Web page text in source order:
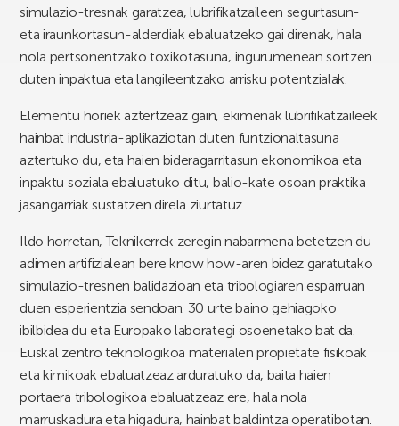
simulazio-tresnak garatzea, lubrifikatzaileen segurtasun-
eta iraunkortasun-alderdiak ebaluatzeko gai direnak, hala
nola pertsonentzako toxikotasuna, ingurumenean sortzen
duten inpaktua eta langileentzako arrisku potentzialak.
Elementu horiek aztertzeaz gain, ekimenak lubrifikatzaileek
hainbat industria-aplikaziotan duten funtzionaltasuna
aztertuko du, eta haien bideragarritasun ekonomikoa eta
inpaktu soziala ebaluatuko ditu, balio-kate osoan praktika
jasangarriak sustatzen direla ziurtatuz.
Ildo horretan, Teknikerrek zeregin nabarmena betetzen du
adimen artifizialean bere know how-aren bidez garatutako
simulazio-tresnen balidazioan eta tribologiaren esparruan
duen esperientzia sendoan. 30 urte baino gehiagoko
ibilbidea du eta Europako laborategi osoenetako bat da.
Euskal zentro teknologikoa materialen propietate fisikoak
eta kimikoak ebaluatzeaz arduratuko da, baita haien
portaera tribologikoa ebaluatzeaz ere, hala nola
marruskadura eta higadura, hainbat baldintza operatibotan.